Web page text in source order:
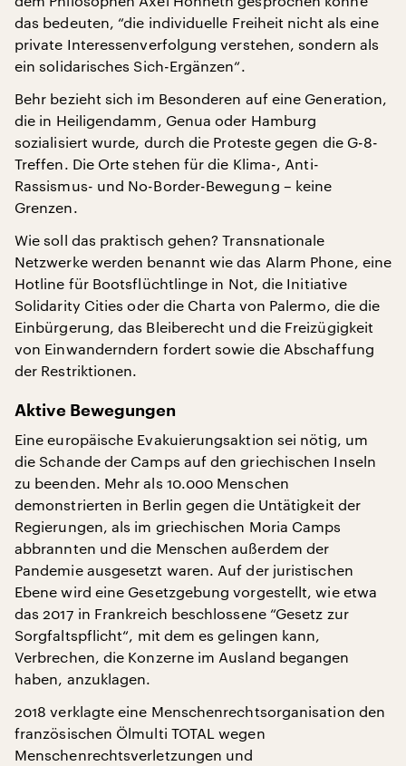
das bedeuten, “die individuelle Freiheit nicht als eine
private Interessenverfolgung verstehen, sondern als
ein solidarisches Sich-Ergänzen“.
Behr bezieht sich im Besonderen auf eine Generation,
die in Heiligendamm, Genua oder Hamburg
sozialisiert wurde, durch die Proteste gegen die G-8-
Treffen. Die Orte stehen für die Klima-, Anti-
Rassismus- und No-Border-Bewegung – keine
Grenzen.
Wie soll das praktisch gehen? Transnationale
Netzwerke werden benannt wie das Alarm Phone, eine
Hotline für Bootsflüchtlinge in Not, die Initiative
Solidarity Cities oder die Charta von Palermo, die die
Einbürgerung, das Bleiberecht und die Freizügigkeit
von Einwanderndern fordert sowie die Abschaffung
der Restriktionen.
Aktive Bewegungen
Eine europäische Evakuierungsaktion sei nötig, um
die Schande der Camps auf den griechischen Inseln
zu beenden. Mehr als 10.000 Menschen
demonstrierten in Berlin gegen die Untätigkeit der
Regierungen, als im griechischen Moria Camps
abbrannten und die Menschen außerdem der
Pandemie ausgesetzt waren. Auf der juristischen
Ebene wird eine Gesetzgebung vorgestellt, wie etwa
das 2017 in Frankreich beschlossene “Gesetz zur
Sorgfaltspflicht“, mit dem es gelingen kann,
Verbrechen, die Konzerne im Ausland begangen
haben, anzuklagen.
2018 verklagte eine Menschenrechtsorganisation den
französischen Ölmulti TOTAL wegen
Menschenrechtsverletzungen und